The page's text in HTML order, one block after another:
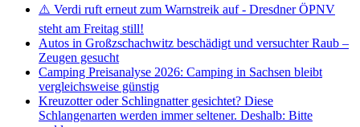
⚠️ Verdi ruft erneut zum Warnstreik auf - Dresdner ÖPNV
steht am Freitag still!
Autos in Großzschachwitz beschädigt und versuchter Raub –
Zeugen gesucht
Camping Preisanalyse 2026: Camping in Sachsen bleibt
vergleichsweise günstig
Kreuzotter oder Schlingnatter gesichtet? Diese
Schlangenarten werden immer seltener. Deshalb: Bitte